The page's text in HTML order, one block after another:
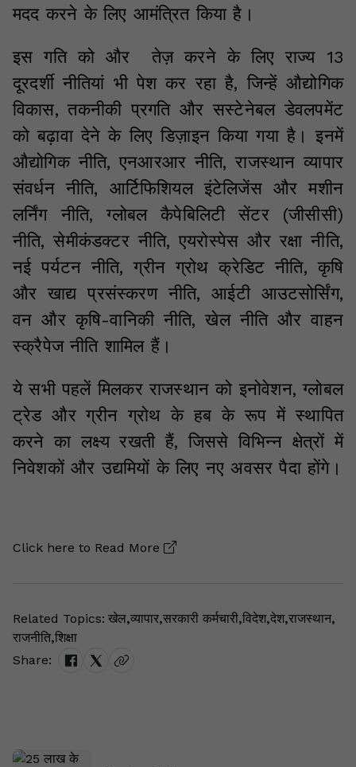
मदद करने के लिए आमंत्रित किया है।
इस गति को और तेज़ करने के लिए राज्य 13
दूरदर्शी नीतियां भी पेश कर रहा है, जिन्हें औद्योगिक
विकास, तकनीकी प्रगति और सस्टेनेबल डेवलपमेंट
को बढ़ावा देने के लिए डिज़ाइन किया गया है। इनमें
औद्योगिक नीति, एनआरआर नीति, राजस्थान व्यापार
संवर्धन नीति, आर्टिफिशियल इंटेलिजेंस और मशीन
लर्निंग नीति, ग्लोबल कैपेबिलिटी सेंटर (जीसीसी)
नीति, सेमीकंडक्टर नीति, एयरोस्पेस और रक्षा नीति,
नई पर्यटन नीति, ग्रीन ग्रोथ क्रेडिट नीति, कृषि
और खाद्य प्रसंस्करण नीति, आईटी आउटसोर्सिंग,
वन और कृषि-वानिकी नीति, खेल नीति और वाहन
स्क्रैपेज नीति शामिल हैं।
ये सभी पहलें मिलकर राजस्थान को इनोवेशन, ग्लोबल
ट्रेड और ग्रीन ग्रोथ के हब के रूप में स्थापित
करने का लक्ष्य रखती हैं, जिससे विभिन्न क्षेत्रों में
निवेशकों और उद्यमियों के लिए नए अवसर पैदा होंगे।
Click here to Read More
Related Topics: खेल,व्यापार,सरकारी कर्मचारी,विदेश,देश,राजस्थान,
राजनीति,शिक्षा
Share: